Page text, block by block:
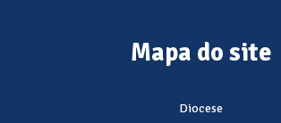
Mapa do site
Diocese